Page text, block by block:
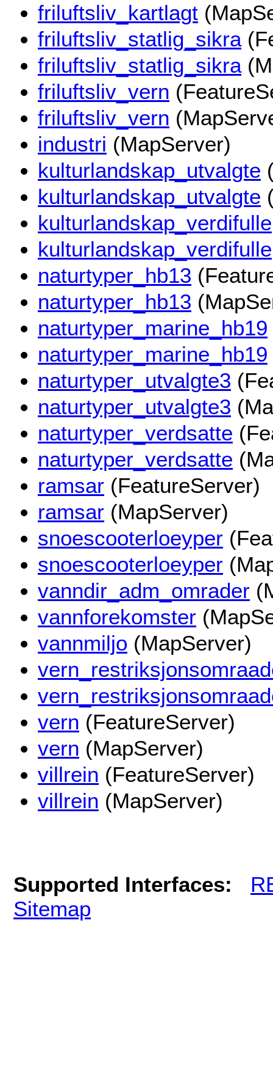
friluftsliv_kartlagt
friluftsliv_statlig_sikra
friluftsliv_statlig_sikra
friluftsliv_vern
friluftsliv_vern
industri (MapServer)
kulturlandskap_utvalgte
kulturlandskap_utvalgte
kulturlandskap_verdifulle
kulturlandskap_verdifulle
naturtyper_hb13
naturtyper_hb13
naturtyper_marine_hb19
naturtyper_marine_hb19
naturtyper_utvalgte3
naturtyper_utvalgte3
naturtyper_verdsatte
naturtyper_verdsatte
ramsar (FeatureServer)
ramsar (MapServer)
snoescooterloeyper
snoescooterloeyper
vanndir_adm_omrader
vannforekomster
vannmiljo (MapServer)
vern (FeatureServer)
vern (MapServer)
villrein (FeatureServer)
villrein (MapServer)
Supported Interfaces:
Sitemap